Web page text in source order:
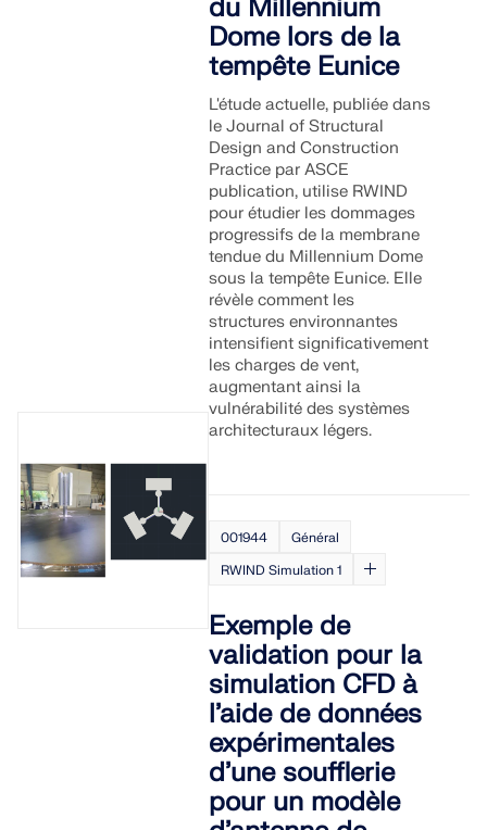
du Millennium
Dome lors de la
tempête Eunice
L'étude actuelle, publiée dans
le Journal of Structural
Design and Construction
Practice par ASCE
publication, utilise RWIND
pour étudier les dommages
progressifs de la membrane
tendue du Millennium Dome
sous la tempête Eunice. Elle
révèle comment les
structures environnantes
intensifient significativement
les charges de vent,
augmentant ainsi la
vulnérabilité des systèmes
architecturaux légers.
001944
Général
RWIND Simulation 1
Exemple de
validation pour la
simulation CFD à
l’aide de données
expérimentales
d’une soufflerie
pour un modèle